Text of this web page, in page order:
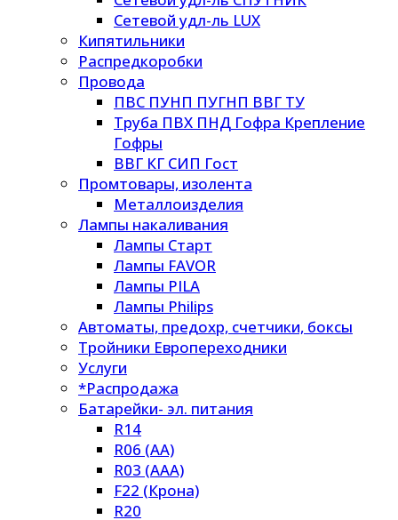
Сетевой удл-ль LUX
Кипятильники
Распредкоробки
Провода
ПВС ПУНП ПУГНП ВВГ ТУ
Труба ПВХ ПНД Гофра Крепление
Гофры
ВВГ КГ СИП Гост
Промтовары, изолента
Металлоизделия
Лампы накаливания
Лампы Старт
Лампы FAVOR
Лампы PILA
Лампы Philips
Автоматы, предохр, счетчики, боксы
Тройники Европереходники
Услуги
*Распродажа
Батарейки- эл. питания
R14
R06 (AA)
R03 (AAA)
F22 (Крона)
R20